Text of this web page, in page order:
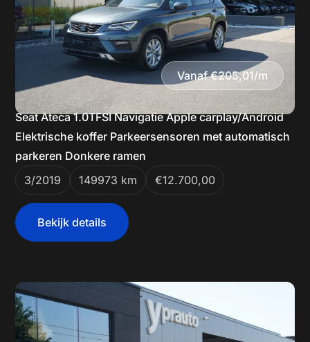
Vanaf €205,01/m
Seat Ateca 1.0TFSI Navigatie Apple carplay/Android
Elektrische koffer Parkeersensoren met automatisch
parkeren Donkere ramen
3/2019
149973 km €12.700,00
Bekijk details